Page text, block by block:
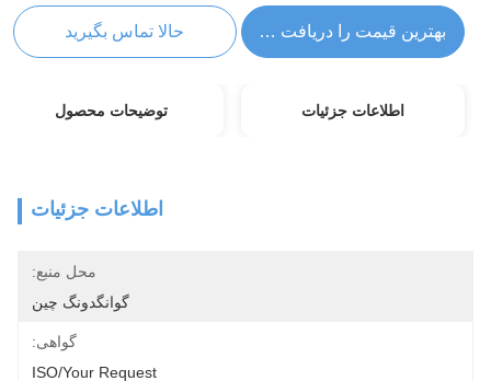
بهترین قیمت را دریافت کنید حالا تماس بگیرید
اطلاعات جزئیات توضیحات محصول
اطلاعات جزئیات
محل منبع:
گوانگدونگ چین
گواهی:
ISO/your Request